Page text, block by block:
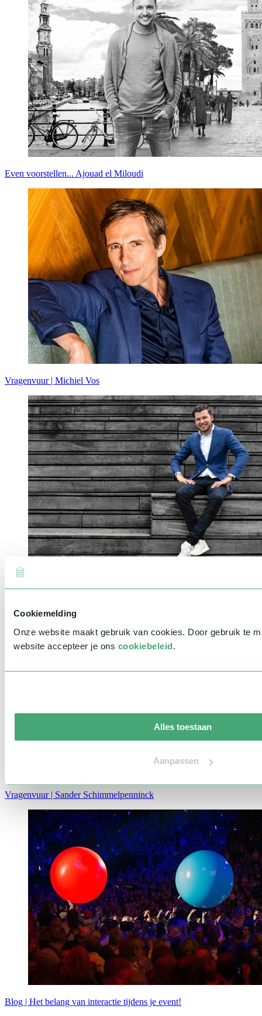
Cookiemelding
Onze website maakt gebruik van cookies. Door gebruik te
website accepteer je ons cookiebeleid.
Alles toestaan
Aanpassen
Prinsjesdag
Samenwerken
Technologie & Innovatie
Toekomst van werk
Trendwatchers
WK & EK Voetbal
Zorg
Even voorstellen... Ajouad el Miloudi
Vragenvuur | Michiel Vos
Hoe mensen jarenlang werk afpakten van robots | Arjen Banach
Vragenvuur | Sander Schimmelpenninck
Blog | Het belang van interactie tijdens je event!